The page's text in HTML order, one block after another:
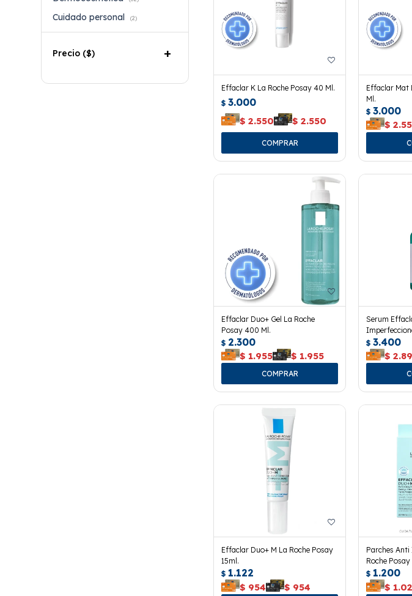
Effaclar K La Roche Posay 40 Ml.
$ 3.000
$ 2.550 $ 2.550
Effaclar Mat
Ml.
$ 3.000
$
Effaclar Duo+ Gel La Roche
Posay 400 Ml.
$ 2.300
$ 1.955 $ 1.955
Serum
30 Ml.
$ 3.400
$
Effaclar Duo+ M La Roche Posay
15ml.
$ 1.122
$ 954 $ 954
Parches
Roche
$ 1.200
$
Cuidado personal (2)
Precio ($)